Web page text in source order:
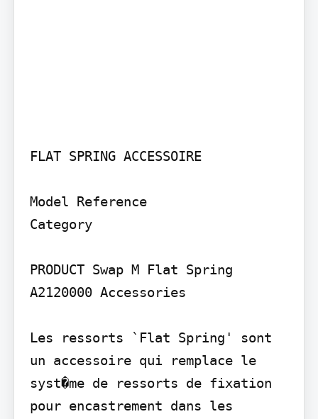
FLAT SPRING ACCESSOIRE
Model Reference
Category
PRODUCT Swap M Flat Spring
A2120000 Accessories
Les ressorts `Flat Spring' sont
un accessoire qui remplace le
syst�me de ressorts de fixation
pour encastrement dans les